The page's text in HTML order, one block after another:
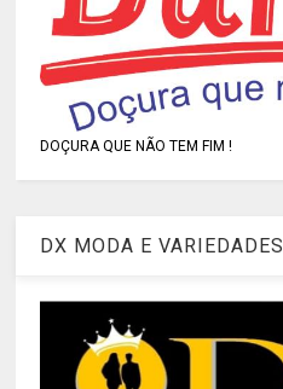
DOÇURA QUE NÃO TEM FIM !
DX MODA E VARIEDADES